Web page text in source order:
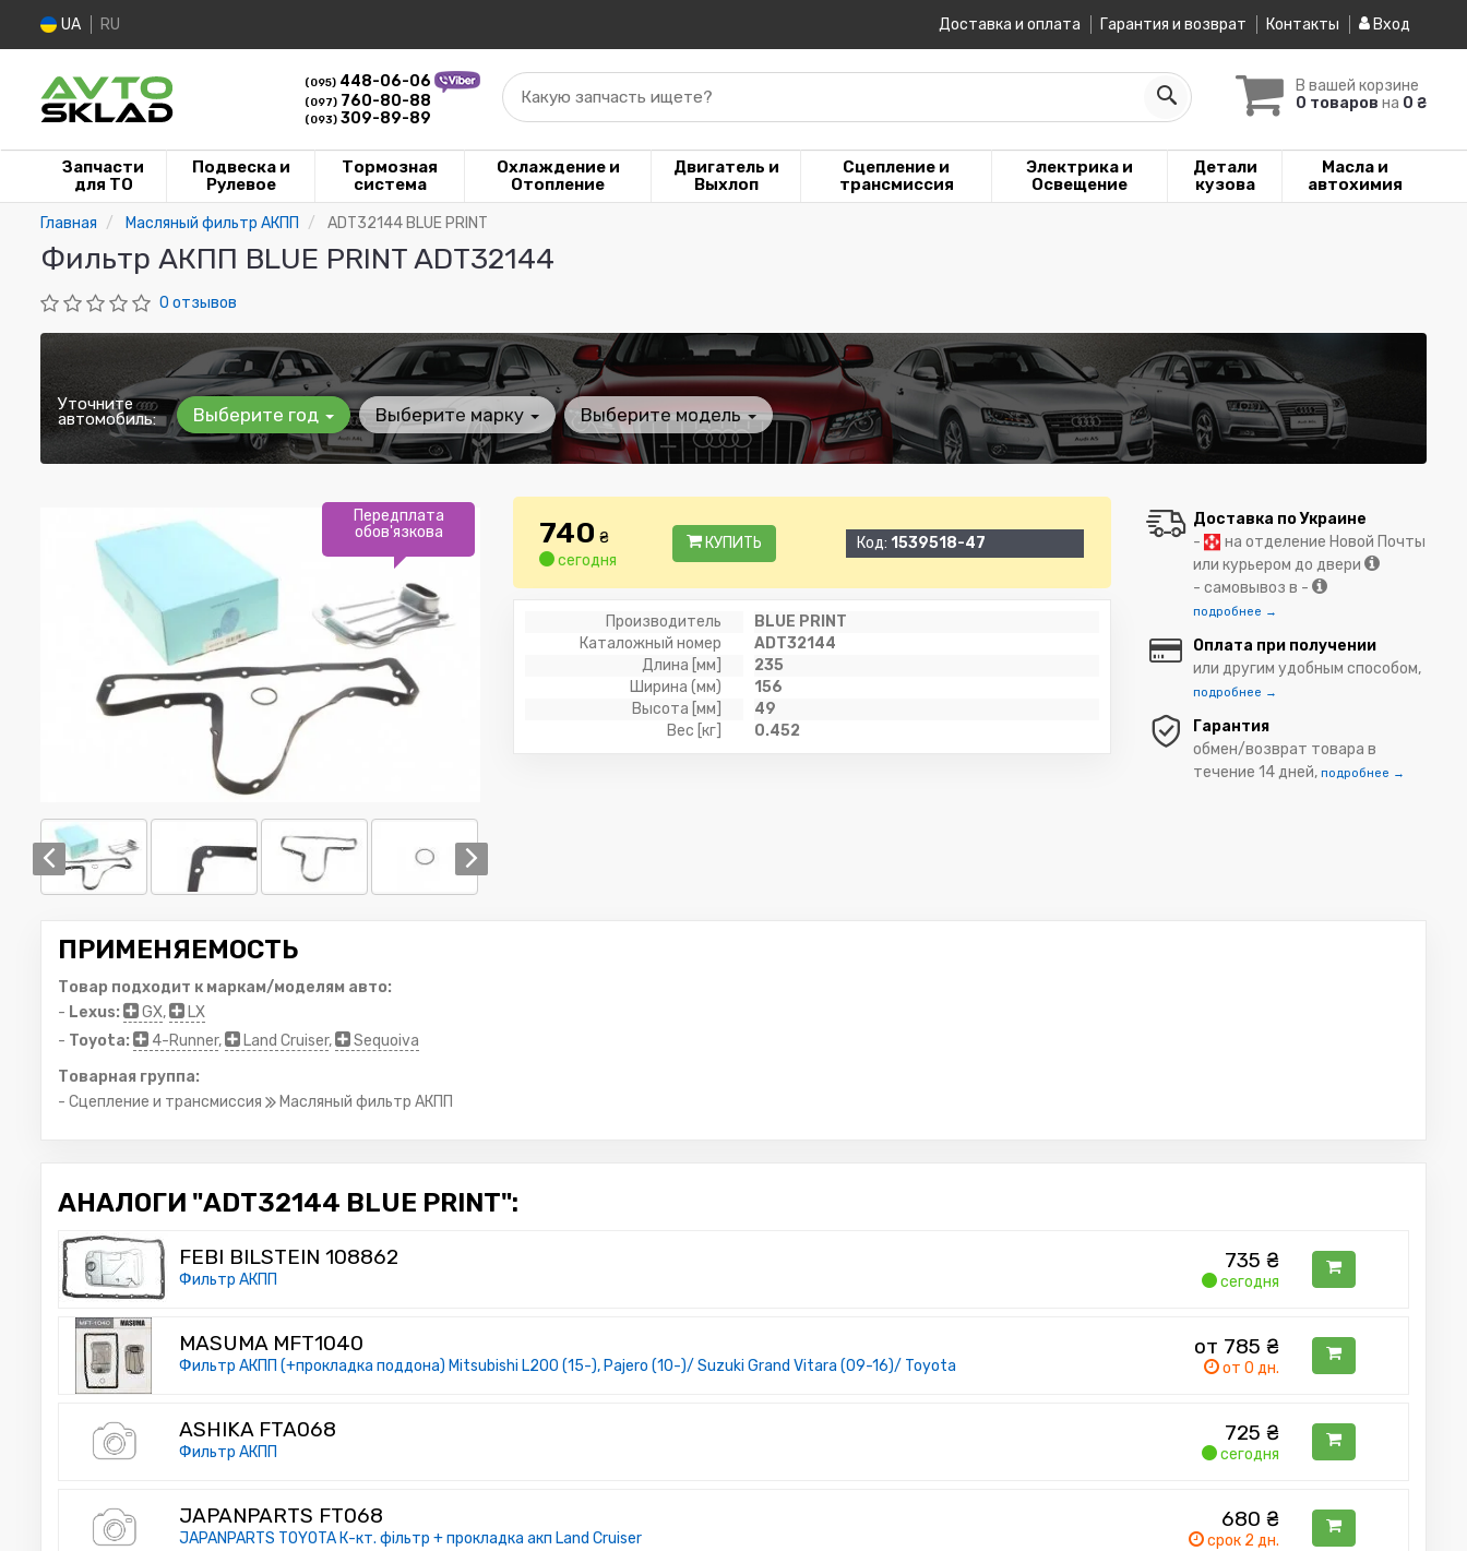
UA RU Доставка и оплата Гарантия и возврат Контакты Вход
(095) 448-06-06
(097) 760-80-88
(093) 309-89-89
В вашей корзине
0 товаров на 0 ₴
Какую запчасть ищете?
Запчасти
для ТО
Подвеска и
Рулевое
Тормозная
система
Охлаждение и
Отопление
Двигатель и
Выхлоп
Сцепление и
трансмиссия
Электрика и
Освещение
Детали
кузова
Масла и
автохимия
Главная Масляный фильтр АКПП ADT32144 BLUE PRINT
Фильтр АКПП BLUE PRINT ADT32144
0 отзывов
Уточните
автомобиль: Выберите год Выберите марку Выберите модель
Передплата
обов'язкова
740 ₴
сегодня
КУПИТЬ Код: 1539518-47
Производитель
BLUE PRINT
Каталожный номер
ADT32144
Длина [мм]
235
Ширина (мм)
156
Высота [мм]
49
Вес [кг]
0.452
Доставка по Украине
-
на отделение Новой Почты
или курьером до двери
- самовывоз в -
подробнее →
Оплата при получении
или другим удобным способом,
подробнее →
Гарантия
обмен/возврат товара в
течение 14 дней,подробнее →
ПРИМЕНЯЕМОСТЬ
Товар подходит к маркам/моделям авто:
- Lexus: GX,
LX
- Toyota: 4-Runner, Land Cruiser,
Sequoiva
Товарная группа:
- Сцепление и трансмиссия
Масляный фильтр АКПП
АНАЛОГИ "ADT32144 BLUE PRINT":
FEBI BILSTEIN 108862
Фильтр АКПП
735 ₴
сегодня
MASUMA MFT1040
Фильтр АКПП (+прокладка поддона) Mitsubishi L200 (15-), Pajero (10-)/ Suzuki Grand Vitara (09-16)/ Toyota Hillux (08-11), Land Cruiser (02-12), Land C
от 785 ₴
от 0 дн.
ASHIKA FTA068
Фильтр АКПП
725 ₴
сегодня
JAPANPARTS FT068
JAPANPARTS TOYOTA К-кт. фільтр + прокладка акп Land Cruiser
680 ₴
срок 2 дн.